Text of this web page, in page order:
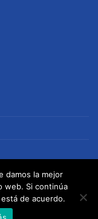
damos la mejor
web. Si continúa
de acuerdo.